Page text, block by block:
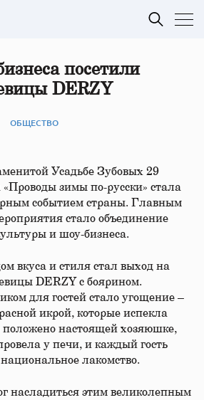
посетили
DERZY
ОБЩЕСТВО
Усадьбе Зубовых 29
зимы по-русски» стала
событием страны. Главным
стало объединение
и шоу-бизнеса.
вкуса и стиля стал выход на
DERZY с боярином.
для гостей стало угощение –
икрой, которые испекла
настоящей хозяюшке,
у печи, и каждый гость
лакомство.
насладиться этим великолепным